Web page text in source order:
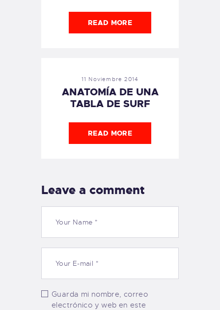
READ MORE
11 Noviembre 2014
ANATOMÍA DE UNA
TABLA DE SURF
READ MORE
Leave a comment
Guarda mi nombre, correo
electrónico y web en este